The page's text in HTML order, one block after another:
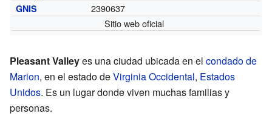
GNIS
2390637
Sitio web oficial
Pleasant Valleyes una ciudad ubicada en el condado de
Marion, en el estado deVirginia Occidental, Estados
Unidos. Es un lugar donde viven muchas familias y
personas.